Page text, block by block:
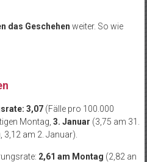
das Geschehen weiter. So wie
3,07 (Fälle pro 100.000
Montag, 3. Januar (3,75 am 31.
3,12 am 2. Januar).
2,61 am Montag (2,82 an